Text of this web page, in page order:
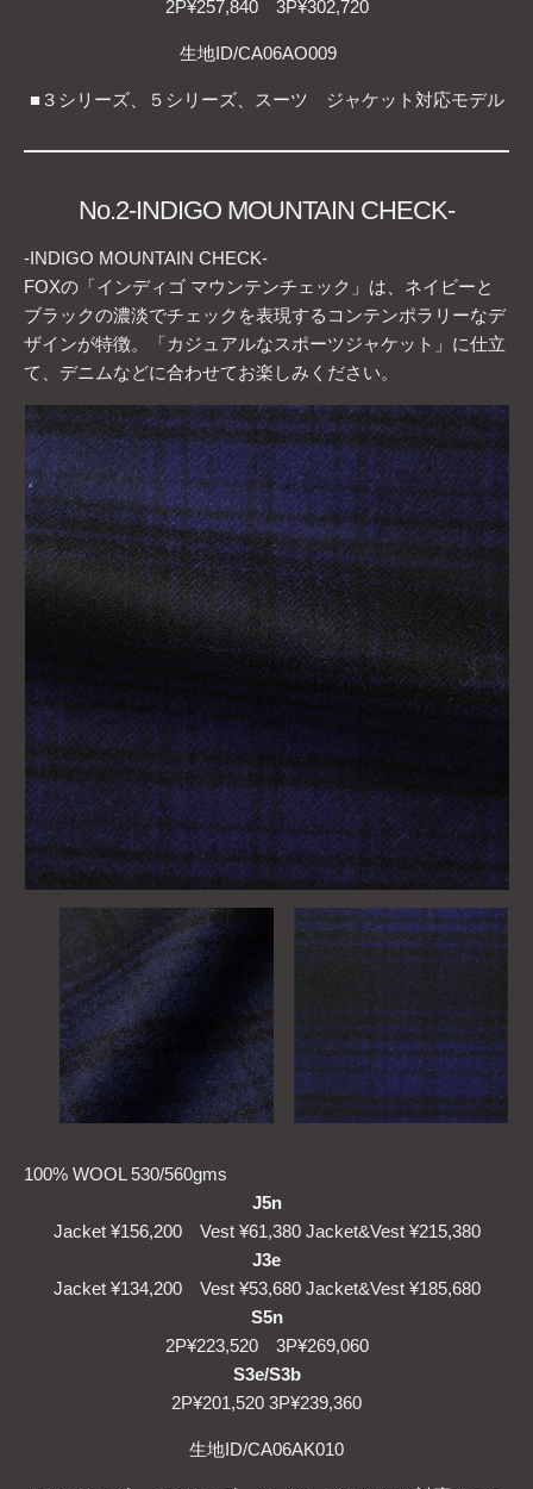
2P¥257,840 3P¥302,720
生地ID/CA06AO009
■３シリーズ、５シリーズ、スーツ ジャケット対応モデル
No.2-INDIGO MOUNTAIN CHECK-
-INDIGO MOUNTAIN CHECK-
FOXの「インディゴ マウンテンチェック」は、ネイビーと
ブラックの濃淡でチェックを表現するコンテンポラリーなデ
ザインが特徴。「カジュアルなスポーツジャケット」に仕立
て、デニムなどに合わせてお楽しみください。
100% WOOL 530/560gms
J5n
Jacket ¥156,200 Vest ¥61,380 Jacket&Vest ¥215,380
J3e
Jacket ¥134,200 Vest ¥53,680 Jacket&Vest ¥185,680
S5n
2P¥223,520 3P¥269,060
S3e/S3b
2P¥201,520 3P¥239,360
生地ID/CA06AK010